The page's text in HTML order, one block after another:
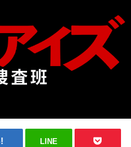
LINE